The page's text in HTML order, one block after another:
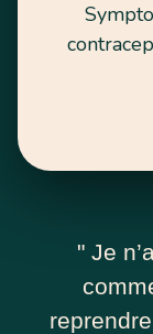
" Je